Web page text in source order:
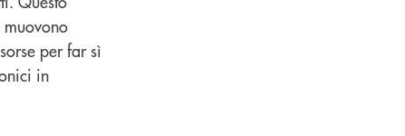
per far sì
in